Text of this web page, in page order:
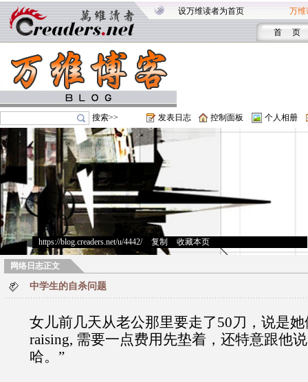
设万维读者为首页 万维
首 页
搜索>> 发表日志 控制面板 个人相册
https://blog.creaders.net/u/4442/> 复制 收藏本页
网络日志正文
中学生的自杀问题
女儿前几天从老公那里要走了50刀，说是
raising, 需要一点费用先垫着，还特意跟他
哈。”